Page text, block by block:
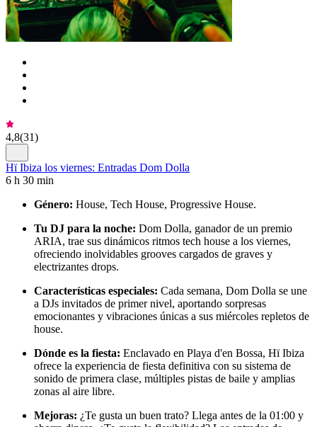
4,8(31)
Hï Ibiza los viernes: Entradas Dom Dolla
6 h 30 min
Género: House, Tech House, Progressive House.
Tu DJ para la noche: Dom Dolla, ganador de un premio
ARIA, trae sus dinámicos ritmos tech house a los viernes,
ofreciendo inolvidables grooves cargados de graves y
electrizantes drops.
Características especiales: Cada semana, Dom Dolla se une
a DJs invitados de primer nivel, aportando sorpresas
emocionantes y vibraciones únicas a sus miércoles repletos de
house.
Dónde es la fiesta: Enclavado en Playa d'en Bossa, Hï Ibiza
ofrece la experiencia de fiesta definitiva con su sistema de
sonido de primera clase, múltiples pistas de baile y amplias
zonas al aire libre.
Mejoras: ¿Te gusta un buen trato? Llega antes de la 01:00 y